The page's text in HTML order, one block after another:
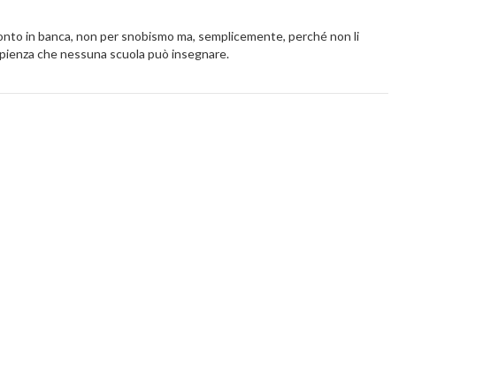
in banca, non per snobismo ma, semplicemente, perché non li
che nessuna scuola può insegnare.